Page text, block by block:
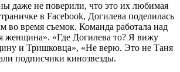
даже не поверили, что это их любимая
в Facebook, Догилева поделилась
во время съемок. Команда работала над
женщина». «Где Догилева то? Я вижу
и Тришковца», «Не верю. Это не Таня
подписчики кинозвезды.